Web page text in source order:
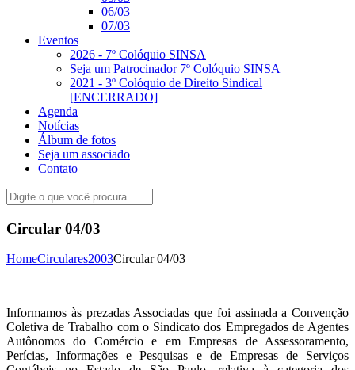
06/03
07/03
Eventos
2026 - 7º Colóquio SINSA
Seja um Patrocinador 7º Colóquio SINSA
2021 - 3º Colóquio de Direito Sindical
[ENCERRADO]
Agenda
Notícias
Álbum de fotos
Seja um associado
Contato
Circular 04/03
HomeCirculares2003Circular 04/03
Informamos às prezadas Associadas que foi assinada a Convenção
Coletiva de Trabalho com o Sindicato dos Empregados de Agentes
Autônomos do Comércio e em Empresas de Assessoramento,
Perícias, Informações e Pesquisas e de Empresas de Serviços